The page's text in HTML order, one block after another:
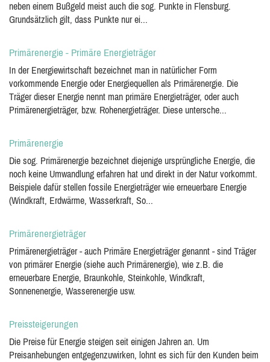
neben einem Bußgeld meist auch die sog. Punkte in Flensburg.
Grundsätzlich gilt, dass Punkte nur ei...
Primärenergie - Primäre Energieträger
In der Energiewirtschaft bezeichnet man in natürlicher Form
vorkommende Energie oder Energiequellen als Primärenergie. Die
Träger dieser Energie nennt man primäre Energieträger, oder auch
Primärenergieträger, bzw. Rohenergieträger. Diese untersche...
Primärenergie
Die sog. Primärenergie bezeichnet diejenige ursprüngliche Energie, die
noch keine Umwandlung erfahren hat und direkt in der Natur vorkommt.
Beispiele dafür stellen fossile Energieträger wie erneuerbare Energie
(Windkraft, Erdwärme, Wasserkraft, So...
Primärenergieträger
Primärenergieträger - auch Primäre Energieträger genannt - sind Träger
von primärer Energie (siehe auch Primärenergie), wie z.B. die
erneuerbare Energie, Braunkohle, Steinkohle, Windkraft,
Sonnenenergie, Wasserenergie usw.
Preissteigerungen
Die Preise für Energie steigen seit einigen Jahren an. Um
Preisanhebungen entgegenzuwirken, lohnt es sich für den Kunden beim